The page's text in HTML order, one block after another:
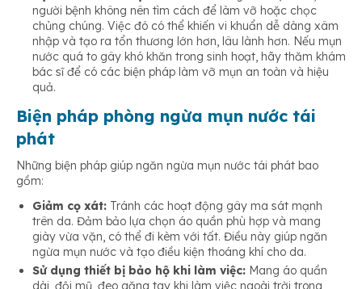
người bệnh không nên tìm cách để làm vỡ hoặc chọc
chủng chúng. Việc đó có thể khiến vi khuẩn dễ dàng xâm
nhập và tạo ra tổn thương lớn hơn, lâu lành hơn. Nếu mụn
nước quá to gây khó khăn trong sinh hoạt, hãy thăm khám
bác sĩ để có các biện pháp làm vỡ mụn an toàn và hiệu
quả.
Biện pháp phòng ngừa mụn nước tái
phát
Những biện pháp giúp ngăn ngừa mụn nước tái phát bao
gồm:
Giảm cọ xát: Tránh các hoạt động gây ma sát mạnh
trên da. Đảm bảo lựa chọn áo quần phù hợp và mang
giày vừa vặn, có thể đi kèm với tất. Điều này giúp ngăn
ngừa mụn nước và tạo điều kiện thoáng khí cho da.
Sử dụng thiết bị bảo hộ khi làm việc: Mang áo quần
dài, đội mũ, đeo găng tay khi làm việc ngoài trời trong